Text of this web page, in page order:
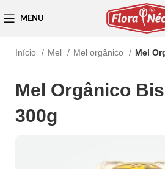
MENU
Início Mel Mel orgânico Mel
Mel Orgânico
300g